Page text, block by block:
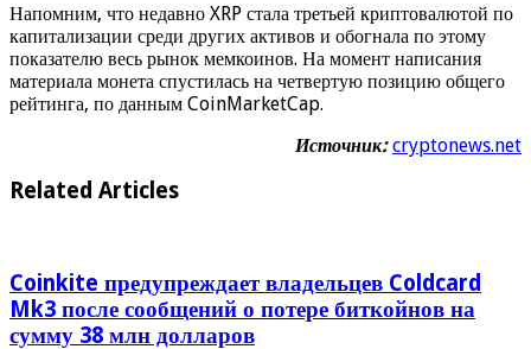
Напомним, что недавно XRP стала третьей криптовалютой по
капитализации среди других активов и обогнала по этому
показателю весь рынок мемкоинов. На момент написания
материала монета спустилась на четвертую позицию общего
рейтинга, по данным CoinMarketCap.
Источник: cryptonews.net
Related Articles
Coinkite предупреждает владельцев Coldcard
Mk3 после сообщений о потере биткойнов на
сумму 38 млн долларов